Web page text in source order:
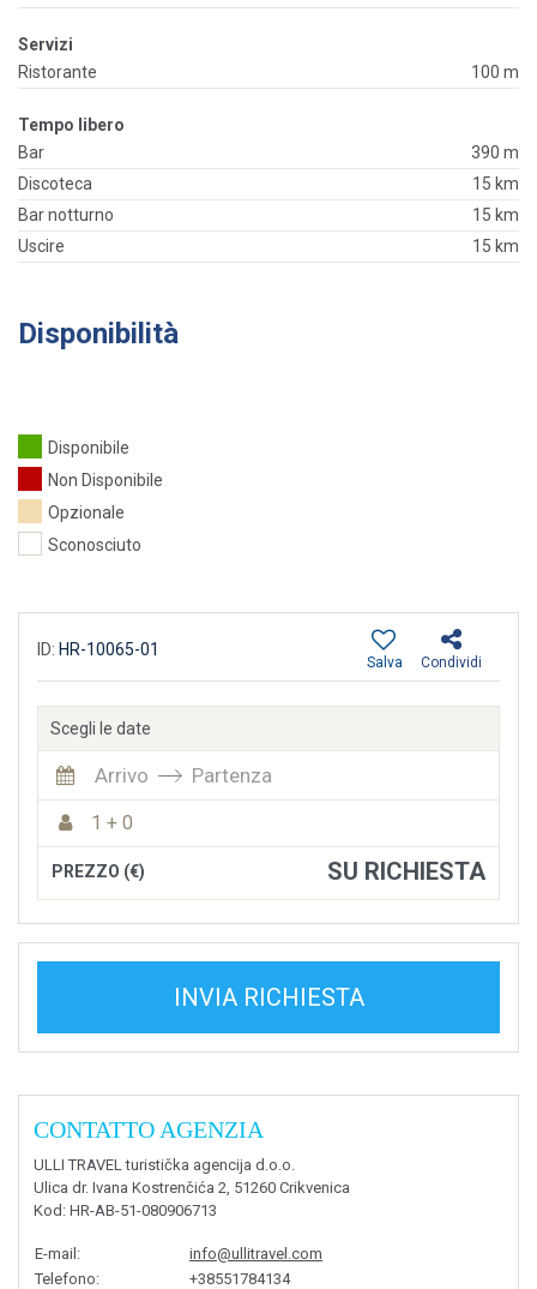
Servizi
Ristorante
100 m
Tempo libero
Bar
390 m
Discoteca
15 km
Bar notturno
15 km
Uscire
15 km
Disponibilità
Disponibile
Non Disponibile
Opzionale
Sconosciuto
ID: HR-10065-01
Condividi
Salva
Scegli le date
Arrivo Partenza
1 + 0
PREZZO (€) SU RICHIESTA
INVIA RICHIESTA
CONTATTO AGENZIA
ULLI TRAVEL turistička agencija d.o.o.
Ulica dr. Ivana Kostrenčića 2, 51260 Crikvenica
Kod : HR-AB-51-080906713
E-mail :
info@ullitravel.com
Telefono: +38551784134